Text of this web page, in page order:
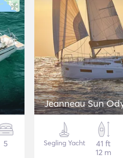
5
Jeanneau Sun
Segling Yacht
41 ft
12 m